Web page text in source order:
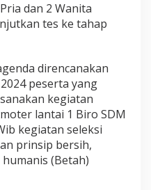
dan 2 Wanita
tes ke tahap
direncanakan
peserta yang
kegiatan
lantai 1 Biro SDM
kegiatan seleksi
prinsip bersih,
(Betah)